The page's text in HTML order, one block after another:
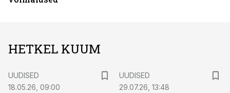
HETKEL KUUM
UUDISED
18.05.26, 09:00
UUDISED
29.07.26, 13:48